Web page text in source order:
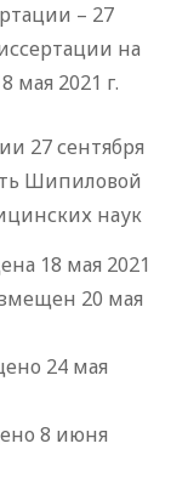
– 27
на
мая 2021 г.
27 сентября
Шипиловой
наук
18 мая 2021
20 мая
24 мая
8 июня